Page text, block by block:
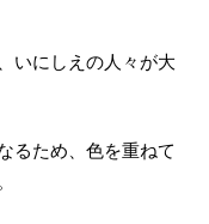
いにしえの人々が大
るため、色を重ねて